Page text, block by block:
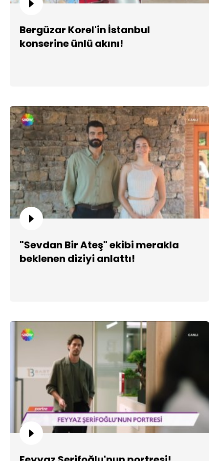
Bergüzar Korel'in İstanbul
konserine ünlü akını!
"Sevdan Bir Ateş" ekibi merakla
beklenen diziyi anlattı!